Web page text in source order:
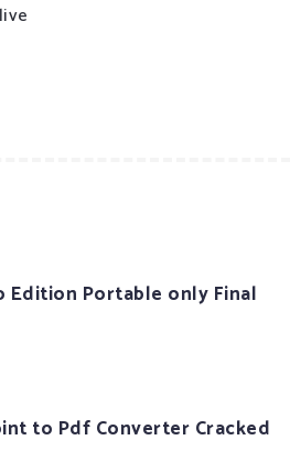
Edition Portable only Final
to Pdf Converter Cracked